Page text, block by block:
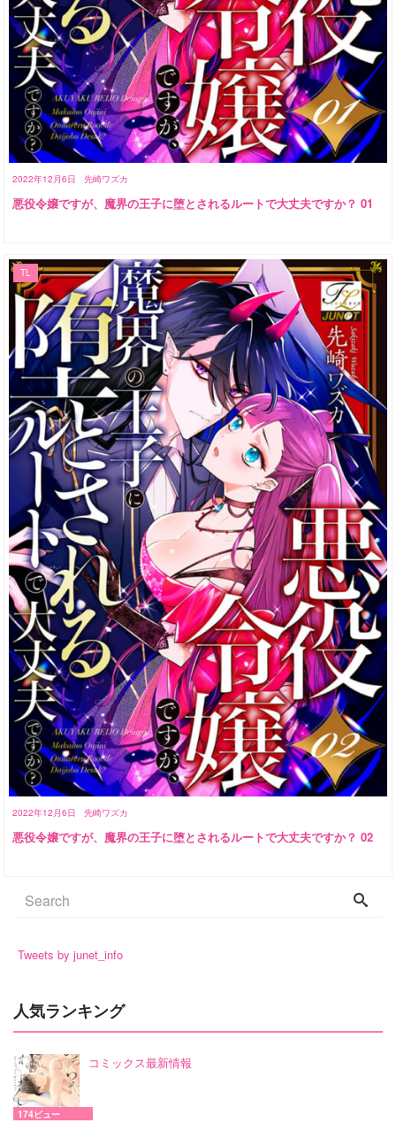
2022年12月6日 先崎ワズカ
悪役令嬢ですが、魔界の王子に堕とされるルートで大丈夫ですか？ 01
2022年12月6日 先崎ワズカ
TL
悪役令嬢ですが、魔界の王子に堕とされるルートで大丈夫ですか？ 02
Tweets by junet_info
人気ランキング
コミックス最新情報
174ビュー